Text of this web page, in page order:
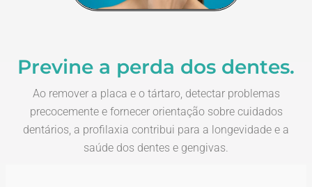
Previne a perda dos dentes.
Ao remover a placa e o tártaro, detectar problemas
precocemente e fornecer orientação sobre cuidados
dentários, a profilaxia contribui para a longevidade e a
saúde dos dentes e gengivas.